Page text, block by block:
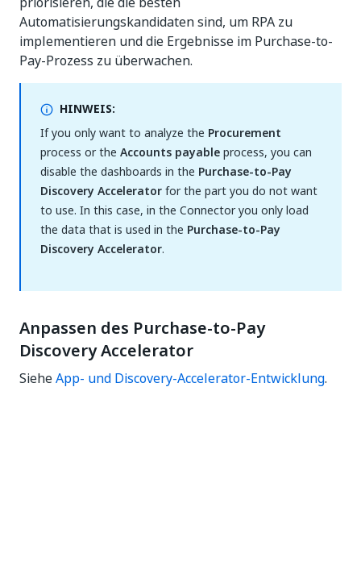
Automatisierungskandidaten sind, um RPA zu
implementieren und die Ergebnisse im Purchase-to-
Pay-Prozess zu überwachen.
HINWEIS:
If you only want to analyze the Procurement
process or the Accounts payableprocess, you can
disable the dashboards in the Purchase-to-Pay
Discovery Acceleratorfor the part you do not want
to use. In this case, in the Connector you only load
the data that is used in the Purchase-to-Pay
Discovery Accelerator.
Anpassen des Purchase-to-Pay
Discovery Accelerator
SieheApp- und Discovery-Accelerator-Entwicklung.